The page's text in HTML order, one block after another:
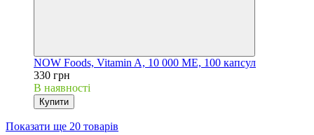
NOW Foods, Vitamin A, 10 000 МЕ, 100 капсул
330 грн
В наявності
Купити
Показати ще 20 товарів